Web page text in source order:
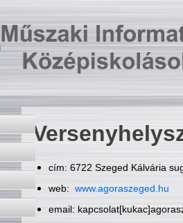
cím: 6722 Szeged Kálvária
web: www.agoraszeged.hu
email: